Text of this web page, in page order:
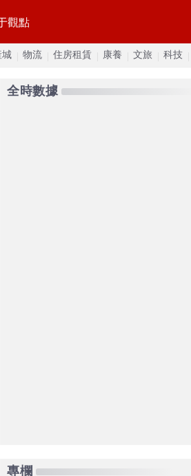
觀點
城 物流 住房租賃 康養 文旅 科技
全時數據
專欄